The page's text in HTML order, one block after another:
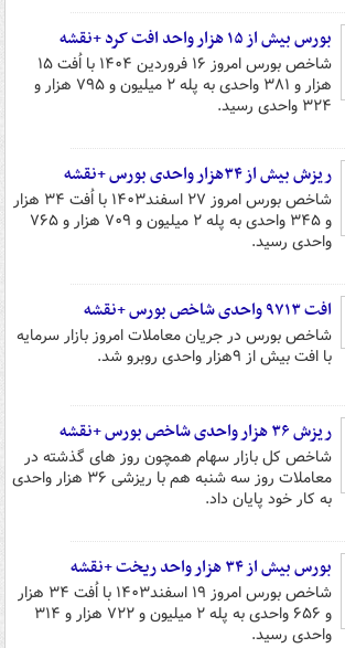
بورس بیش از ۱۵ هزار واحد افت کرد +نقشه
شاخص بورس امروز ۱۶ فروردین ۱۴۰۴ با اُفت ۱۵
هزار و ۳۸۱ واحدی به پله ۲ میلیون و ۷۹۵ هزار و
۳۲۴ واحدی رسید.
ریزش بیش از ۳۴هزار واحدی بورس +نقشه
شاخص بورس امروز ۲۷ اسفند۱۴۰۳ با اُفت ۳۴ هزار
و ۳۴۵ واحدی به پله ۲ میلیون و ۷۰۹ هزار و ۷۶۵
واحدی رسید.
افت ۹۷۱۳ واحدی شاخص بورس +نقشه
شاخص بورس در جریان معاملات امروز بازار سرمایه
با افت بیش از ۹هزار واحدی روبرو شد.
ریزش ۳۶ هزار واحدی شاخص بورس +نقشه
شاخص کل بازار سهام همچون روز های گذشته در
معاملات روز سه شنبه هم با ریزشی ۳۶ هزار واحدی
به کار خود پایان داد.
بورس بیش از ۳۴ هزار واحد ریخت +نقشه
شاخص بورس امروز ۱۹ اسفند۱۴۰۳ با اُفت ۳۴ هزار
و ۶۵۶ واحدی به پله ۲ میلیون و ۷۲۲ هزار و ۳۱۴
واحدی رسید.